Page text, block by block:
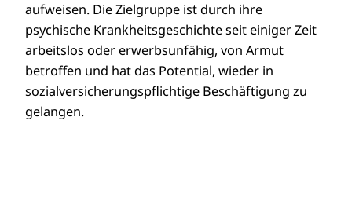
aufweisen. Die Zielgruppe ist durch ihre
psychische Krankheitsgeschichte seit einiger Zeit
arbeitslos oder erwerbsunfähig, von Armut
betroffen und hat das Potential, wieder in
sozialversicherungspflichtige Beschäftigung zu
gelangen.